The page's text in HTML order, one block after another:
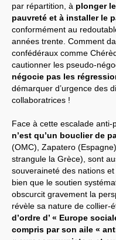
par répartition, à plonger
pauvreté et à installer le
conformément au
années trente. Comment
confédéraux comme
cautionner les pseudo-
négocie pas les
démarquer d’urgence des
collaboratrices !
Face à cette escalade anti-
n’est qu’un bouclier de
(OMC), Zapatero
strangule la Grèce), sont
souveraineté des nations
bien que le soutien
obscurcit gravement la
révèle sa nature de collier-
d’ordre d’ « Europe
compris par son aile «